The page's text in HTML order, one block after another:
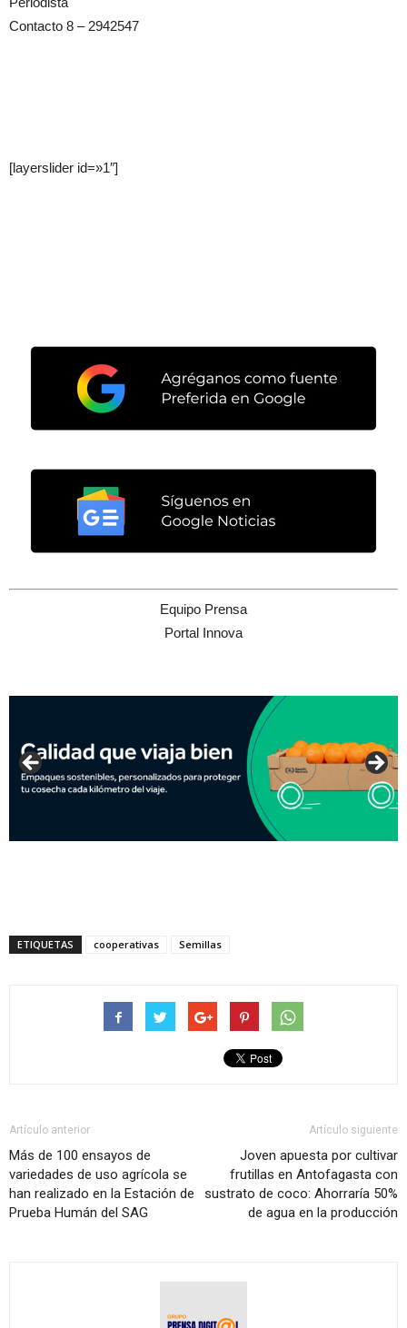
Contacto 8 – 2942547
[layerslider id=»1″]
Equipo Prensa
Portal Innova
ETIQUETAS cooperativas Semillas
Artículo anterior
Más de 100 ensayos de
variedades de uso agrícola se
han realizado en la Estación de
Prueba Humán del SAG
Artículo siguiente
Joven apuesta por cultivar
frutillas en Antofagasta con
sustrato de coco: Ahorraría 50%
de agua en la producción